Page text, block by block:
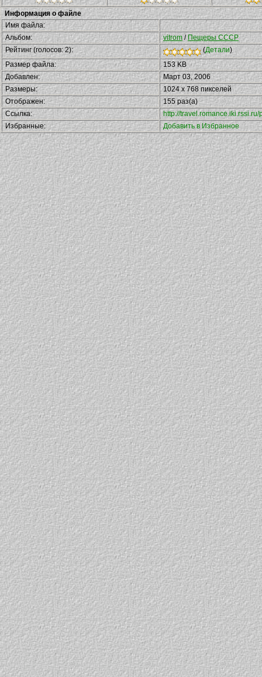
Информация о файле
Имя файла:
Альбом:
vitrom /Пещеры СССР
Рейтинг (голосов: 2):
(Детали)
Размер файла:
153 KB
Добавлен:
Март 03, 2006
Размеры:
1024 x 768 пикселей
Отображен:
155 раз(а)
Ссылка:
http://
Избранные:
Добавить в Избранное